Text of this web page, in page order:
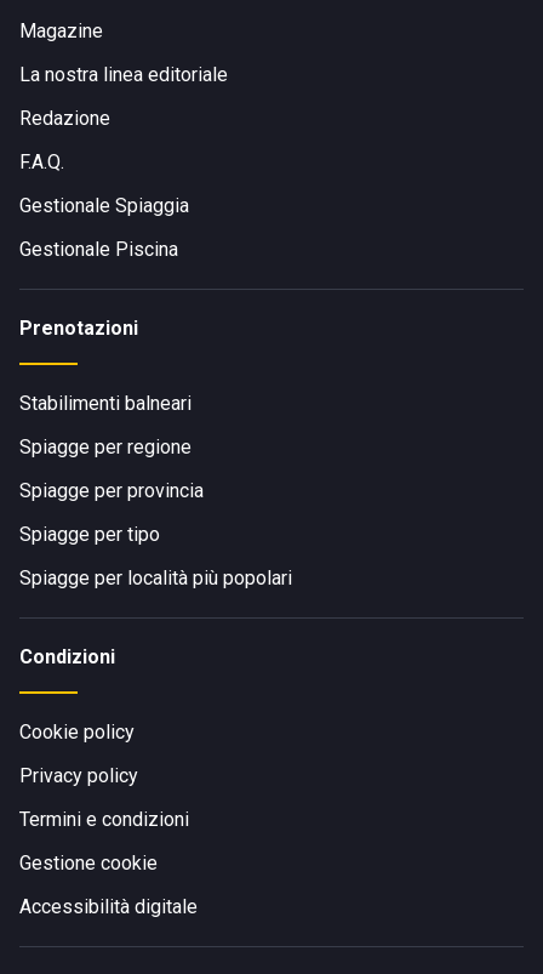
Magazine
La nostra linea editoriale
Redazione
F.A.Q.
Gestionale Spiaggia
Gestionale Piscina
Prenotazioni
Stabilimenti balneari
Spiagge per regione
Spiagge per provincia
Spiagge per tipo
Spiagge per località più popolari
Condizioni
Cookie policy
Privacy policy
Termini e condizioni
Gestione cookie
Accessibilità digitale